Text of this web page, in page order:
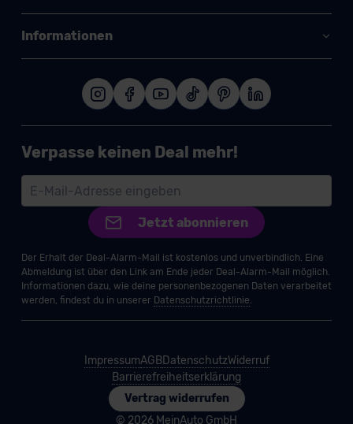
Informationen
Verpasse keinen Deal mehr!
Jetzt abonnieren
Der Erhalt der Deal-Alarm-Mail ist kostenlos und unverbindlich. Eine
Abmeldung ist über den Link am Ende jeder Deal-Alarm-Mail möglich.
Informationen dazu, wie deine personenbezogenen Daten verarbeitet
werden, findest du in unserer Datenschutzrichtlinie.
ImpressumAGBDatenschutzWiderruf
Barrierefreiheitserklärung
Vertrag widerrufen
© 2026 MeinAuto GmbH